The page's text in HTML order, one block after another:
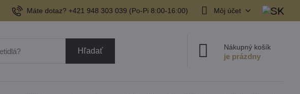
Máte dotaz? +421 948 303 039 (Po-Pi 8:00-16:00) Môj účet
Hľadať Nákupný košík